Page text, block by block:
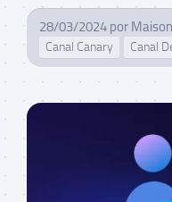
28/03/2024 por
Canal Canary Canal